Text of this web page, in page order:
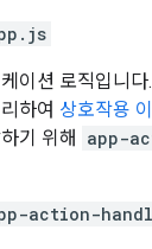
이션 로직입니다
하여 상호작용
기 위해
app-
action-